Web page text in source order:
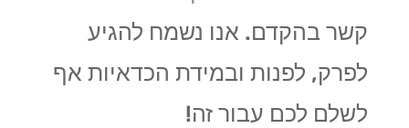
קשר בהקדם. אנו נשמח להגיע
לפרק, לפנות ובמידת הכדאיות אף
לשלם לכם עבור זה!